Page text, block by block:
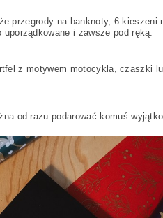
przegrody na banknoty, 6 kieszeni
i zawsze pod ręką.
z motywem motocykla, czaszki
od razu podarować komuś